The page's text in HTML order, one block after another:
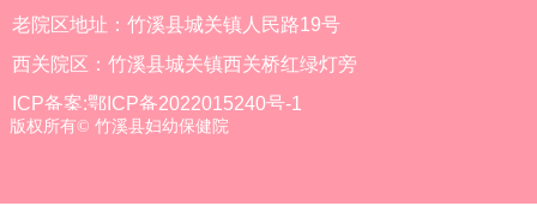
老院区地址：竹溪县城关镇人民路19号
西关院区：竹溪县城关镇西关桥红绿灯旁
ICP备案:鄂ICP备2022015240号-1
版权所有© 竹溪县妇幼保健院